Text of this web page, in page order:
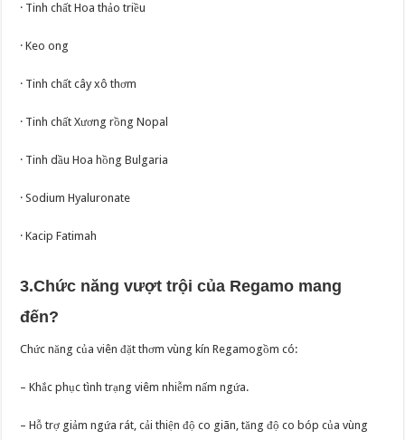
· Tinh chất Hoa thảo triều
· Keo ong
· Tinh chất cây xô thơm
· Tinh chất Xương rồng Nopal
· Tinh dầu Hoa hồng Bulgaria
· Sodium Hyaluronate
· Kacip Fatimah
3.Chức năng vượt trội của Regamo mang
đến?
Chức năng của viên đặt thơm vùng kín Regamogồm có:
– Khắc phục tình trạng viêm nhiễm nấm ngứa.
– Hỗ trợ giảm ngứa rát, cải thiện độ co giãn, tăng độ co bóp của vùng